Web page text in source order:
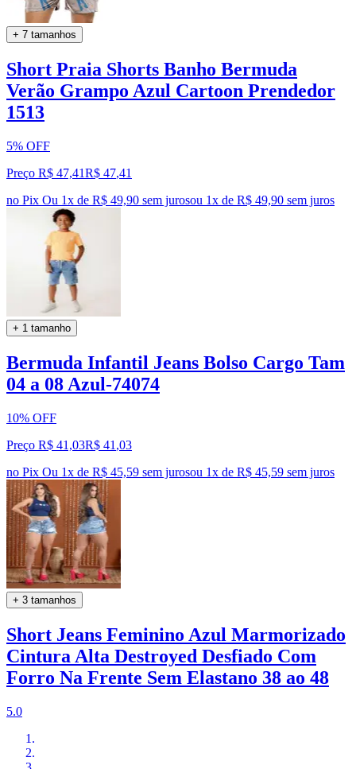
+ 7 tamanhos
Short Praia Shorts Banho Bermuda
Verão Grampo Azul Cartoon Prendedor
1513
5% OFF
Preço R$ 47,41R$ 47,41
no Pix Ou 1x de R$ 49,90 sem jurosou 1x de R$ 49,90 sem juros
+ 1 tamanho
Bermuda Infantil Jeans Bolso Cargo Tam
04 a 08 Azul-74074
10% OFF
Preço R$ 41,03R$ 41 ,03
no Pix Ou 1x de R$ 45,59 sem jurosou 1x de R$ 45,59 sem juros
+ 3 tamanhos
Short Jeans Feminino Azul Marmorizado
Cintura Alta Destroyed Desfiado Com
Forro Na Frente Sem Elastano 38 ao 48
5.0